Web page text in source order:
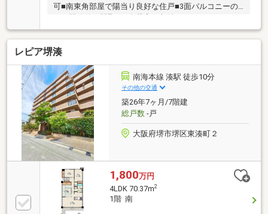
可■南東角部屋で陽当り良好な住戸■3面バルコニーの
ある開放的な間取り■全居室に収納スペースがありお
部屋をすっきり片付けられます
レピア堺湊
南海本線 湊駅 徒歩10分
その他の交通
築26年7ヶ月/7階建
総戸数-戸
大阪府堺市堺区東湊町２
1,800万円
4LDK 70.37m2
1階 南